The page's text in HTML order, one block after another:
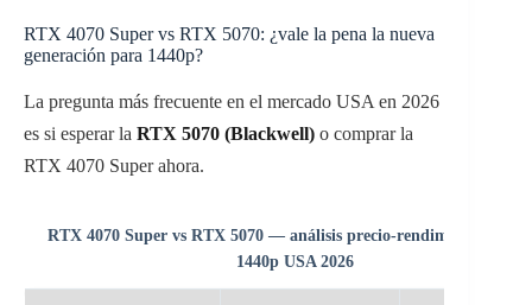
RTX 4070 Super vs RTX 5070: ¿vale la pena la nueva
generación para 1440p?
La pregunta más frecuente en el mercado USA en 2026
es si esperar la RTX 5070 (Blackwell) o comprar la
RTX 4070 Super ahora.
RTX 4070 Super vs RTX 5070 — análisis precio-rendimiento
1440p USA 2026